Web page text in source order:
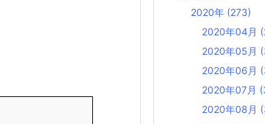
2020年 (273)
2020年04月
2020年05月
2020年06月
2020年07月
2020年08月